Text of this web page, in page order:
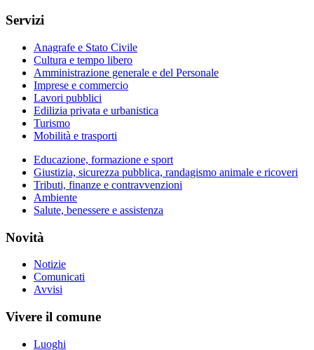
Servizi
Anagrafe e Stato Civile
Cultura e tempo libero
Amministrazione generale e del Personale
Imprese e commercio
Lavori pubblici
Edilizia privata e urbanistica
Turismo
Mobilità e trasporti
Educazione, formazione e sport
Giustizia, sicurezza pubblica, randagismo animale e ricoveri
Tributi, finanze e contravvenzioni
Ambiente
Salute, benessere e assistenza
Novità
Notizie
Comunicati
Avvisi
Vivere il comune
Luoghi